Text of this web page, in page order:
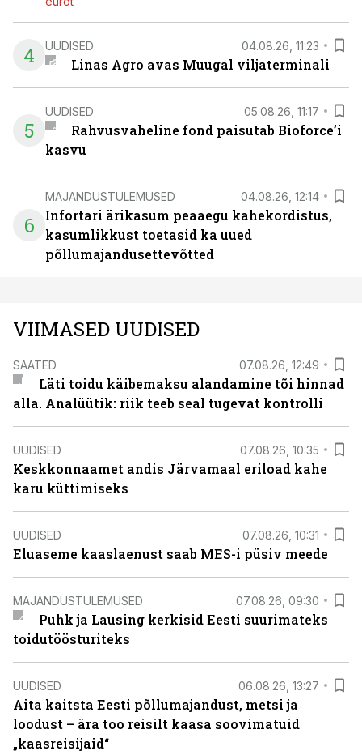
4 UUDISED 04.08.26, 11:23
Linas Agro avas Muugal viljaterminali
5
UUDISED 05.08.26, 11:17
Rahvusvaheline fond paisutab Bioforce’i
kasvu
6
MAJANDUSTULEMUSED 04.08.26, 12:14
Infortari ärikasum peaaegu kahekordistus,
kasumlikkust toetasid ka uued
põllumajandusettevõtted
VIIMASED UUDISED
SAATED 07.08.26, 12:49
Läti toidu käibemaksu alandamine tõi hinnad
alla. Analüütik: riik teeb seal tugevat kontrolli
UUDISED 07.08.26, 10:35
Keskkonnaamet andis Järvamaal eriload kahe
karu küttimiseks
UUDISED 07.08.26, 10:31
Eluaseme kaaslaenust saab MES-i püsiv meede
MAJANDUSTULEMUSED 07.08.26, 09:30
Puhk ja Lausing kerkisid Eesti suurimateks
toidutöösturiteks
UUDISED 06.08.26, 13:27
Aita kaitsta Eesti põllumajandust, metsi ja
loodust – ära too reisilt kaasa soovimatuid
„kaasreisijaid“